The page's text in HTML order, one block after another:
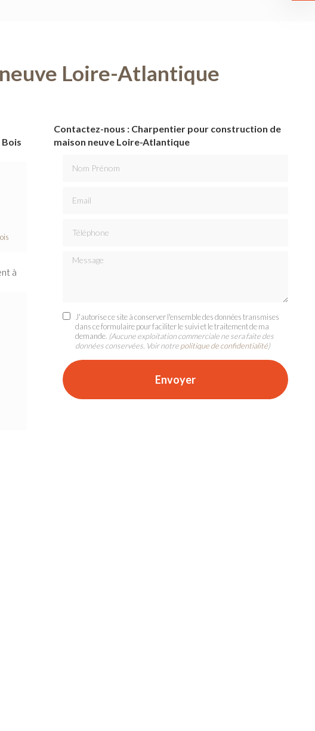
Loire-Atlantique
à
Contactez-nous : Charpentier pour construction de
maison neuve Loire-Atlantique
Message
J'autorise ce site à conserver l'ensemble des données transmises
dans ce formulaire pour faciliter le suivi et le traitement de ma
demande. (Aucune exploitation commerciale ne sera faite des
données conservées. Voir notrepolitique de confidentialité)